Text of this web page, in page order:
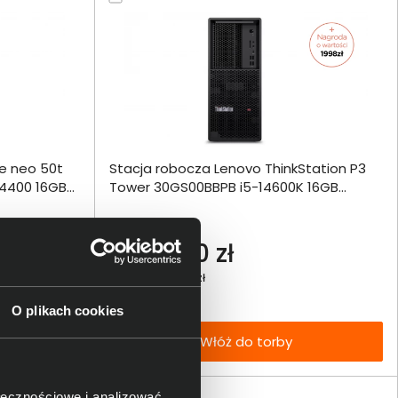
O plikach cookies
neo 50t
16GB
Włóż do
torby
Stacja robocza Lenovo ThinkStation P3
Tower 30GS00BBPB i5-14600K 16GB
6 199,00 zł
netto: 5 039,84 zł
Włóż do torby